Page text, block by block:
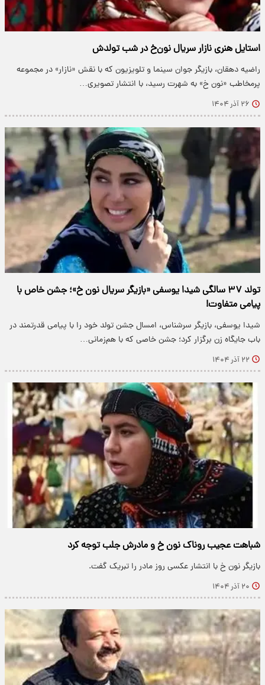
استایل هنری نازار سریال نون‌خ در شب تولدش
راضیه دهقان، بازیگر جوان سینما و تلویزیون که با نقش «نازار» در مجموعه
پرمخاطب «نون خ» به شهرت رسید، با انتشار تصویری…
۲۶ آذر ۱۴۰۴
تولد ۳۷ سالگی شیدا یوسفی «بازیگر سریال نون خ»؛ جشن خاص با
پیامی متفاوت!
شیدا یوسفی، بازیگر سرشناس، امسال جشن تولد خود را با پیامی قدرتمند در
باب جایگاه زن برگزار کرد؛ جشن خاصی که با هم‌زمانی…
۲۲ آذر ۱۴۰۴
شباهت عجیب روناک نون خ و مادرش جلب توجه کرد
بازیگر نون خ با انتشار عکسی روز مادر را تبریک گفت.
۲۰ آذر ۱۴۰۴